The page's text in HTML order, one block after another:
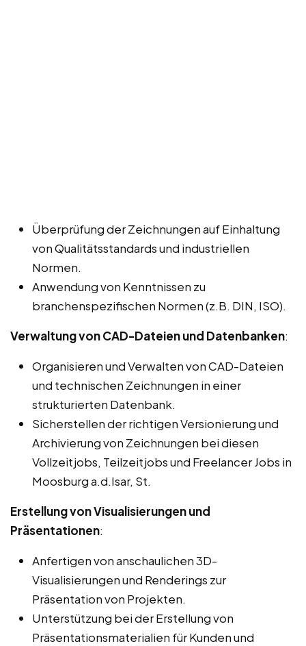
Überprüfung der Zeichnungen auf Einhaltung
von Qualitätsstandards und industriellen
Normen.
Anwendung von Kenntnissen zu
branchenspezifischen Normen (z.B. DIN, ISO).
Verwaltung von CAD-Dateien und Datenbanken:
Organisieren und Verwalten von CAD-Dateien
und technischen Zeichnungen in einer
strukturierten Datenbank.
Sicherstellen der richtigen Versionierung und
Archivierung von Zeichnungen bei diesen
Vollzeitjobs, Teilzeitjobs und Freelancer Jobs in
Moosburg a.d.Isar, St.
Erstellung von Visualisierungen und
Präsentationen:
Anfertigen von anschaulichen 3D-
Visualisierungen und Renderings zur
Präsentation von Projekten.
Unterstützung bei der Erstellung von
Präsentationsmaterialien für Kunden und